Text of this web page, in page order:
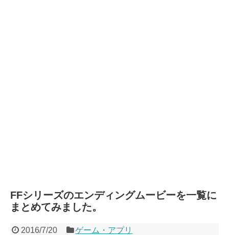
FFシリーズのエンディングムービーを一覧に
まとめてみました。
2016/7/20 ゲーム・アプリ